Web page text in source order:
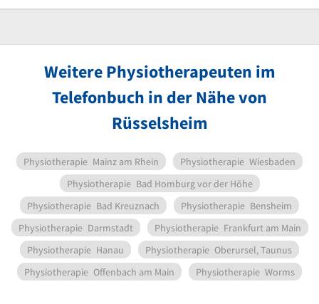
Weitere Physiotherapeuten im
Telefonbuch in der Nähe von
Rüsselsheim
Physiotherapie Mainz am Rhein Physiotherapie Wiesbaden
Physiotherapie Bad Homburg vor der Höhe
Physiotherapie Bad Kreuznach Physiotherapie Bensheim
Physiotherapie Darmstadt Physiotherapie Frankfurt am Main
Physiotherapie Hanau Physiotherapie Oberursel, Taunus
Physiotherapie Offenbach am Main Physiotherapie Worms